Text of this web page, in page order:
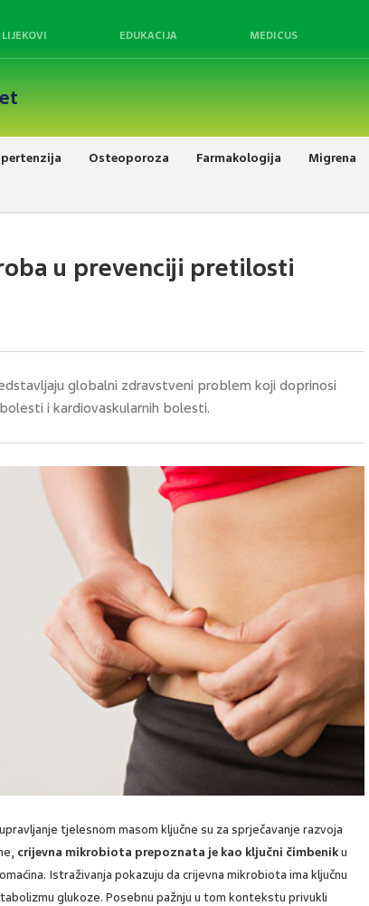
LIJEKOVI EDUKACIJA MEDICUS
Osteoporoza Farmakologija Migrena
u prevenciji pretilosti
globalni zdravstveni problem koji doprinosi
i kardiovaskularnih bolesti.
tjelesnom masom ključne su za sprječavanje razvoja
crijevna mikrobiota prepoznata je kao ključni čimbeniku
Istraživanja pokazuju da crijevna mikrobiota ima ključnu
glukoze. Posebnu pažnju u tom kontekstu privukli